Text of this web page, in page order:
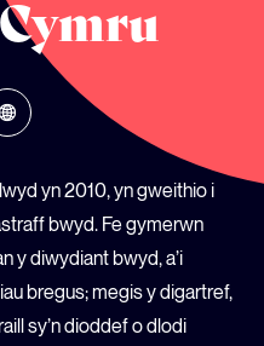
yn 2010, yn gweithio i
bwyd. Fe gymerwn
y diwydiant bwyd, a’i
bregus; megis y digartref,
sy’n dioddef o dlodi